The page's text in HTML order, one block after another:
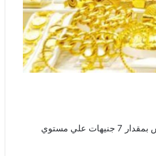
استقر سعر الذهب في بداية تعاملات اليوم الثلاثاء 8-3-2022، بعد ان انخفض أمس بمقدار 7 جنيهات علي مستوي